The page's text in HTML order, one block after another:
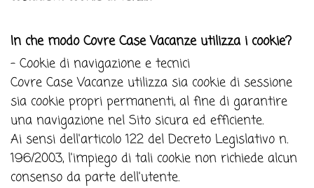
In che modo Covre Case Vacanze utilizza i cookie?
- Cookie di navigazione e tecnici
Covre Case Vacanze utilizza sia cookie di sessione
sia cookie propri permanenti, al fine di garantire
una navigazione nel Sito sicura ed efficiente.
Ai sensi dell'articolo 122 del Decreto Legislativo n.
196/2003, l'impiego di tali cookie non richiede alcun
consenso da parte dell'utente.